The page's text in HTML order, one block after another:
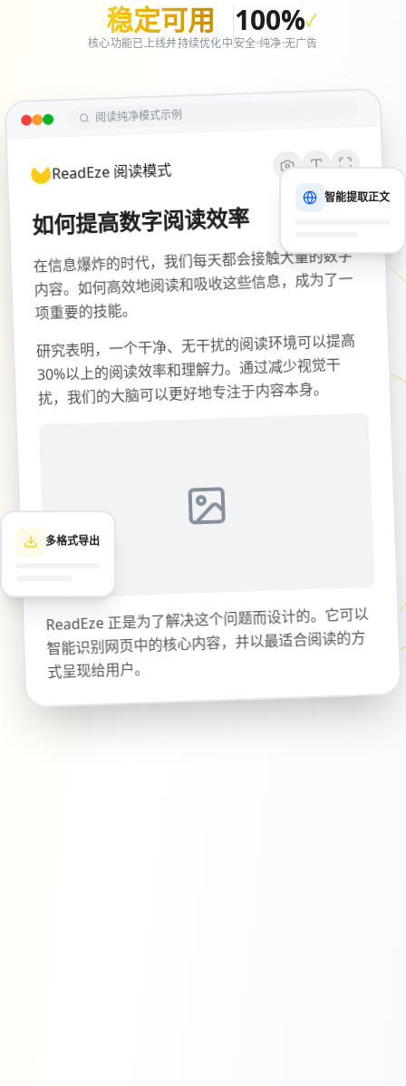
稳定可用
核心功能已上线并持续优化中
100%✓
安全·纯净·无广告
阅读纯净模式示例
ReadEze 阅读模式
如何提高数字阅读效率
在信息爆炸的时代，我们每天都会接触大量的数字
内容。如何高效地阅读和吸收这些信息，成为了一
项重要的技能。
研究表明，一个干净、无干扰的阅读环境可以提高
30%以上的阅读效率和理解力。通过减少视觉干
扰，我们的大脑可以更好地专注于内容本身。
ReadEze 正是为了解决这个问题而设计的。它可以
智能识别网页中的核心内容，并以最适合阅读的方
式呈现给用户。
智能提取正文
多格式导出